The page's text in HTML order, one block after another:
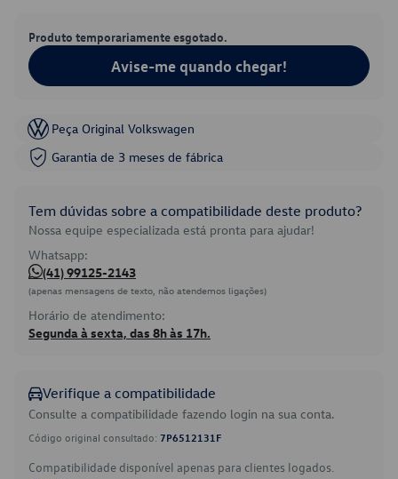
Produto temporariamente esgotado.
Avise-me quando chegar!
Peça Original Volkswagen
Garantia de 3 meses de fábrica
Tem dúvidas sobre a compatibilidade deste produto?
Nossa equipe especializada está pronta para ajudar!
Whatsapp:
(41) 99125-2143
(apenas mensagens de texto, não atendemos ligações)
Horário de atendimento:
Segunda à sexta, das 8h às 17h.
Verifique a compatibilidade
Consulte a compatibilidade fazendo login na sua conta.
Código original consultado: 7P6512131F
Compatibilidade disponível apenas para clientes logados.